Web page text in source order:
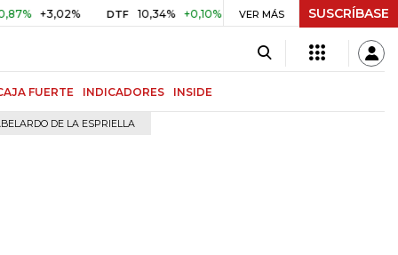
+3,02% DTF 10,34% +0,10% +0,98% UVR $ 416,91 +$ 0,05
VER MÁS SUSCRÍBASE
FUERTE INDICADORES INSIDE
DE LA ESPRIELLA